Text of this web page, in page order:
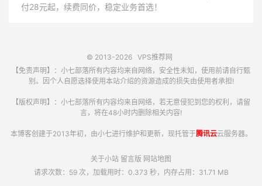
付28元起，续费同价，稳定业务首选！
© 2013-2026 VPS推荐网
【免责声明】：小七部落所有内容均来自网络，安全性未知，使用前请自行甄
别。因个人自愿选择使用本站介绍的资源造成的损失由使用者承担!
【版权声明】：小七部落所有内容均来自网络，若无意侵犯到您的权利，请留
言，将在48小时内删除相关内容!
本博客创建于2013年初，由小七进行维护和更新，现托管于腾讯云云服务器。
关于小站 留言版 网站地图
请求次数：59 次，加载用时：0.373 秒，内存占用：31.71 MB